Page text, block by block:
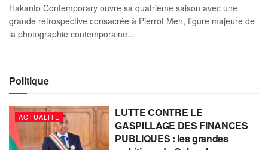
Hakanto Contemporary ouvre sa quatrième saison avec une
grande rétrospective consacrée à Pierrot Men, figure majeure de
la photographie contemporaine...
Politique
ACTUALITE
LUTTE CONTRE LE
GASPILLAGE DES FINANCES
PUBLIQUES : les grandes